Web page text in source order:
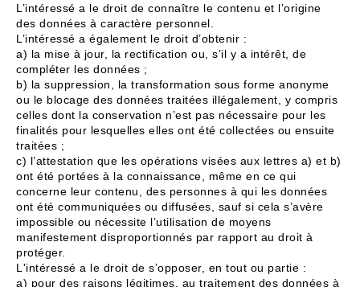
L’intéressé a le droit de connaître le contenu et l’origine
des données à caractère personnel.
L’intéressé a également le droit d’obtenir :
a) la mise à jour, la rectification ou, s’il y a intérêt, de
compléter les données ;
b) la suppression, la transformation sous forme anonyme
ou le blocage des données traitées illégalement, y compris
celles dont la conservation n’est pas nécessaire pour les
finalités pour lesquelles elles ont été collectées ou ensuite
traitées ;
c) l’attestation que les opérations visées aux lettres a) et b)
ont été portées à la connaissance, même en ce qui
concerne leur contenu, des personnes à qui les données
ont été communiquées ou diffusées, sauf si cela s’avère
impossible ou nécessite l’utilisation de moyens
manifestement disproportionnés par rapport au droit à
protéger.
L'intéressé a le droit de s’opposer, en tout ou partie :
a) pour des raisons légitimes, au traitement des données à